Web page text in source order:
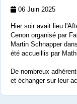
06 Juin 2025
Hier soir avait lieu
Cenon organisé par
Martin Schnapper
été accueillis par
De nombreux
et échanger sur leur